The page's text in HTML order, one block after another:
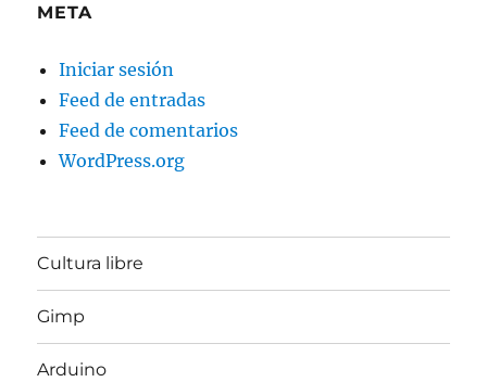
META
Iniciar sesión
Feed de entradas
Feed de comentarios
WordPress.org
Cultura libre
Gimp
Arduino